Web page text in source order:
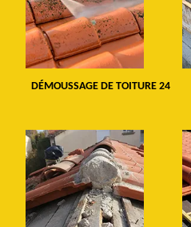
DÉMOUSSAGE DE TOITURE 24